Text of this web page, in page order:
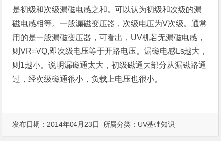
是初级和次级漏磁电感之和。可以认为初级和次级的漏
磁电感相等。一般漏磁变压器，次级电压为V次级。通常
用的是一般漏磁变压器，可看出，UV机若无漏磁电感，
则VR=VQ,即次级电压等于开路电压。漏磁电感Ls越大，
则1越小。说明漏磁通太大，初级磁通大部分从漏磁路通
过，经次级磁通很小，负载上电压也很小。
发布日期：2014年04月23日 所属分类： UV基础知识